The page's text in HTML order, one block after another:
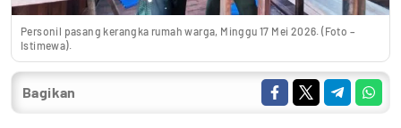
Personil pasang kerangka rumah warga, Minggu 17 Mei 2026. (Foto –
Istimewa).
Bagikan